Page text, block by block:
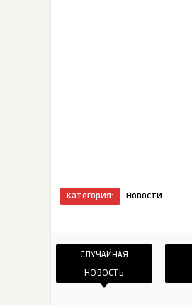
Категория: Новости
СЛУЧАЙНАЯ
НОВОСТЬ